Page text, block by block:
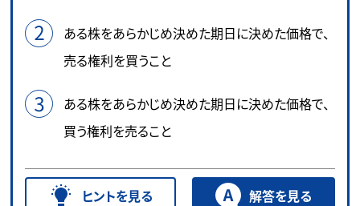
ある株をあらかじめ決めた期日に決めた価格で、
売る権利を買うこと
ある株をあらかじめ決めた期日に決めた価格で、
買う権利を売ること
ヒントを見る 解答を見る